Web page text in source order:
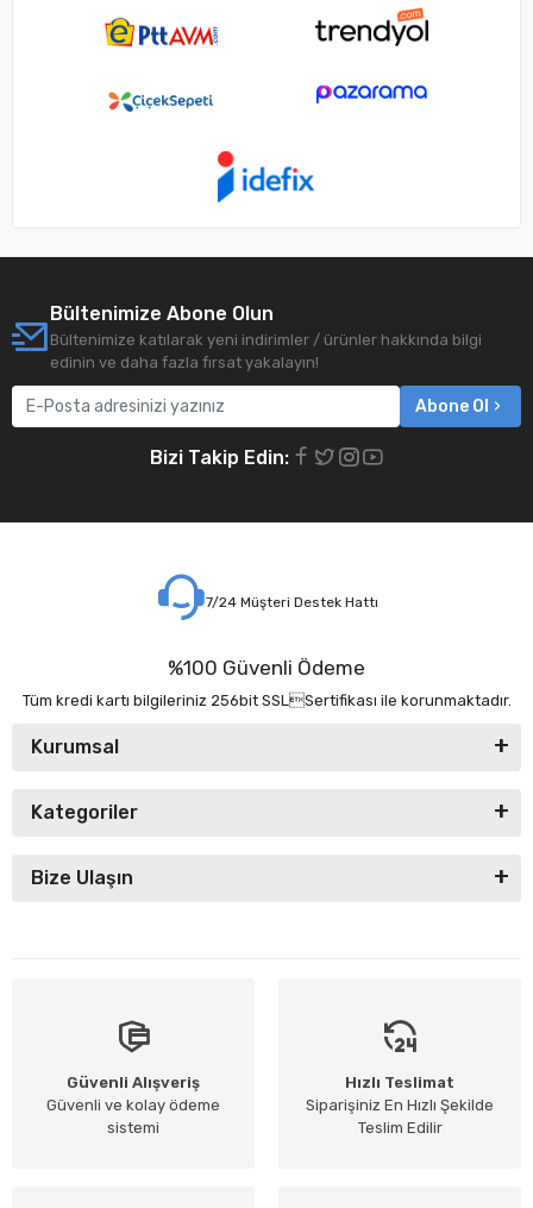
Bültenimize Abone Olun
Bültenimize katılarak yeni indirimler / ürünler hakkında bilgi
edinin ve daha fazla fırsat yakalayın!
Abone Ol
Bizi Takip Edin:
7/24 Müşteri Destek Hattı
%100 Güvenli Ödeme
Tüm kredi kartı bilgileriniz 256bit SSLSertifikası ile korunmaktadır.
Kurumsal
Kategoriler
Bize Ulaşın
Güvenli Alışveriş
Güvenli ve kolay ödeme
sistemi
Hızlı Teslimat
Siparişiniz En Hızlı Şekilde
Teslim Edilir